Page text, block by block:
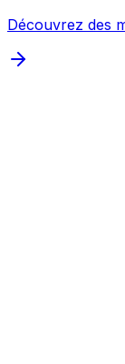
Inspecter
Découvrez des